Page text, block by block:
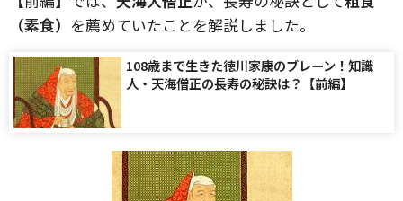
（素食） を薦めていたことを解説しました。
108歳まで生きた徳川家康のブレーン！知識
人・天海僧正の長寿の秘訣は？【前編】